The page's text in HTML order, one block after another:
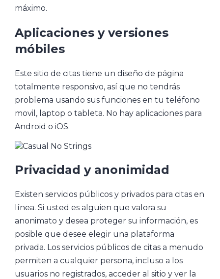
máximo.
Aplicaciones y versiones
móbiles
Este sitio de citas tiene un diseño de página
totalmente responsivo, así que no tendrás
problema usando sus funciones en tu teléfono
movil, laptop o tableta. No hay aplicaciones para
Android o iOS.
Privacidad y anonimidad
Existen servicios públicos y privados para citas en
línea. Si usted es alguien que valora su
anonimato y desea proteger su información, es
posible que desee elegir una plataforma
privada. Los servicios públicos de citas a menudo
permiten a cualquier persona, incluso a los
usuarios no registrados, acceder al sitio y ver la